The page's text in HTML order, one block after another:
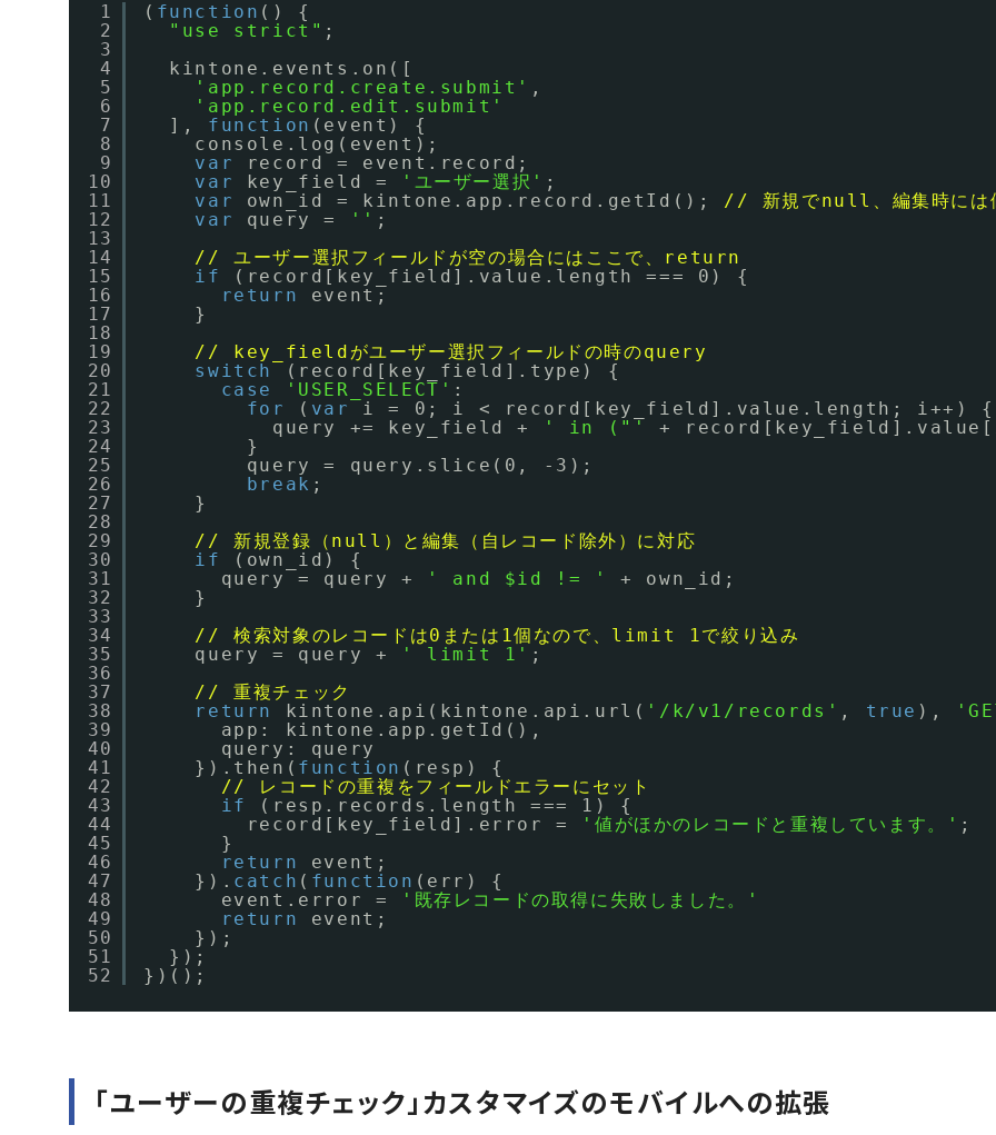
1
2
3
4
5
6
7
8
9
10
11
12
13
14
15
16
17
18
19
20
21
22
23
24
25
26
27
28
29
30
31
32
33
34
35
36
37
38
39
40
41
42
43
44
45
46
47
48
49
50
51
52
( function () {
"use strict" ;
kintone.events.on([
'app.record.create.submit' ,
'app.record.edit.submit'
], function (event) {
console.log(event);
var
record = event.record;
var
key_field = 'ユーザー選択' ;
var
own_id = kintone.app.record.getId(); // 新規でnull、編集時には値
var
query = '' ;
// ユーザー選択フィールドが空の場合にはここで、return
if
(record[key_field].value.length === 0) {
return
event;
}
// key_fieldがユーザー選択フィールドの時のquery
switch
(record[key_field].type) {
case
'USER_SELECT' :
for
( var
i = 0; i < record[key_field].value.length; i++) {
query += key_field +
' in ("' +
}
query = query.slice(0, -3);
break ;
}
// 新規登録（null）と編集（自レコード除外）に対応
if
(own_id) {
query = query +
' and $id != '
+ own_id;
}
// 検索対象のレコードは0または1個なので、limit 1で絞り込み
query = query +
' limit 1' ;
// 重複チェック
return
kintone.api(kintone.api.url( '/k/v1/records' , true ),
app: kintone.app.getId(),
query: query
}).then( function (resp) {
// レコードの重複をフィールドエラーにセット
if
(resp.records.length === 1) {
record[key_field].error =
'値がほかのレコードと重複しています。' ;
}
return
event;
}). catch ( function (err) {
event.error =
'既存レコードの取得に失敗しました。'
return
event;
});
});
})();
「ユーザーの重複チェック」カスタマイズのモバイルへの拡張